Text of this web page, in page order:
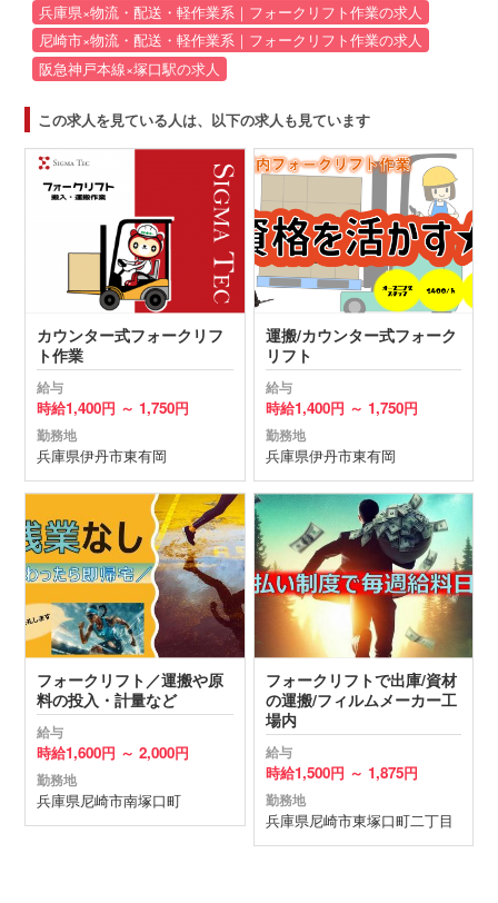
兵庫県×物流・配送・軽作業系｜フォークリフト作業の求人
尼崎市×物流・配送・軽作業系｜フォークリフト作業の求人
阪急神戸本線×塚口駅の求人
この求人を見ている人は、以下の求人も見ています
カウンター式フォークリフ
ト作業
給与
時給1,400円 ～ 1,750円
勤務地
兵庫県伊丹市東有岡
運搬/カウンター式フォーク
リフト
給与
時給1,400円 ～ 1,750円
勤務地
兵庫県伊丹市東有岡
フォークリフト／運搬や原
料の投入・計量など
給与
時給1,600円 ～ 2,000円
勤務地
兵庫県尼崎市南塚口町
フォークリフトで出庫/資材
の運搬/フィルムメーカー工
場内
給与
時給1,500円 ～ 1,875円
勤務地
兵庫県尼崎市東塚口町二丁目